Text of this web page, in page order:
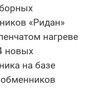
«Ридан»
нагреве
новых
на базе